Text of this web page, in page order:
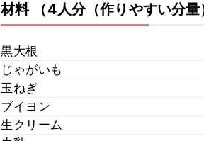
材料 （4人分（作りやすい分量
黒大根
じゃがいも
玉ねぎ
ブイヨン
生クリーム